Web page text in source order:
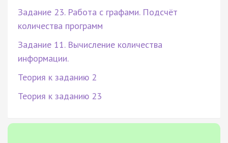
Задание 23. Работа с графами. Подсчёт
количества программ
Задание 11. Вычисление количества
информации.
Теория к заданию 2
Теория к заданию 23